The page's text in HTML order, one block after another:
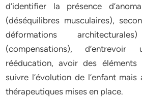
d’identifier la présence
(déséquilibres musculaires),
déformations
(compensations),
rééducation, avoir des
suivre l’évolution de l’enfant
thérapeutiques mises en place.